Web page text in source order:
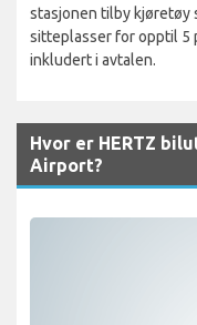
stasjonen tilby kjøretøy
sitteplasser for opptil 5
inkludert i avtalen.
Hvor er HERTZ
Airport?